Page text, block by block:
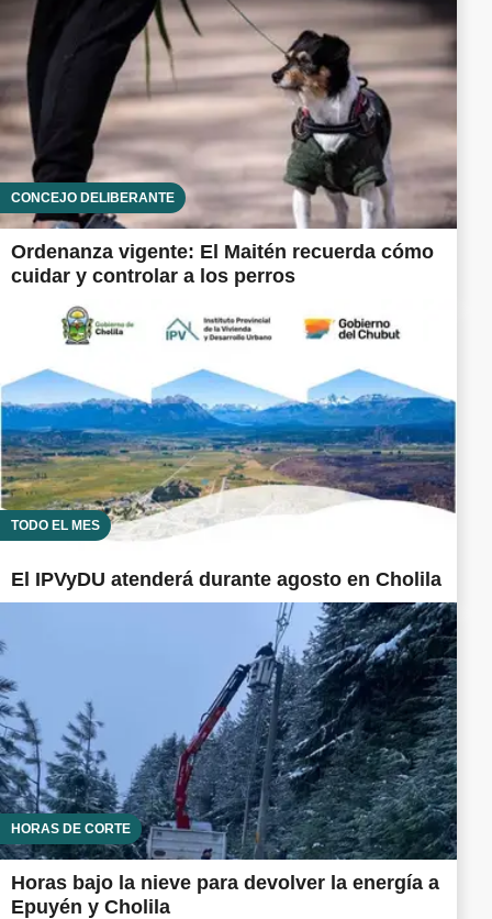
CONCEJO DELIBERANTE
Ordenanza vigente: El Maitén recuerda cómo
cuidar y controlar a los perros
TODO EL MES
El IPVyDU atenderá durante agosto en Cholila
HORAS DE CORTE
Horas bajo la nieve para devolver la energía a
Epuyén y Cholila